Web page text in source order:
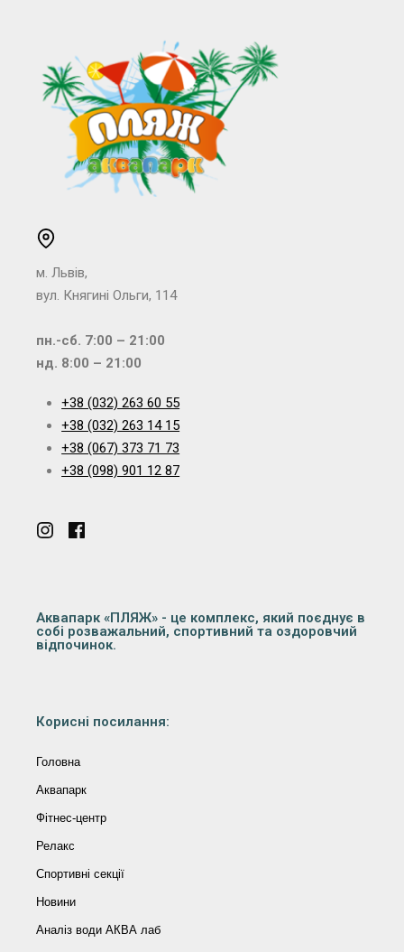
м. Львів,
вул. Княгині Ольги, 114
пн.-сб. 7:00 – 21:00
нд. 8:00 – 21:00
+38 (032) 263 60 55
+38 (032) 263 14 15
+38 (067) 373 71 73
+38 (098) 901 12 87
Аквапарк «ПЛЯЖ» - це комплекс, який поєднує в
собі розважальний, спортивний та оздоровчий
відпочинок.
Корисні посилання:
Головна
Аквапарк
Фітнес-центр
Релакс
Спортивні секції
Новини
Аналіз води АКВА лаб​